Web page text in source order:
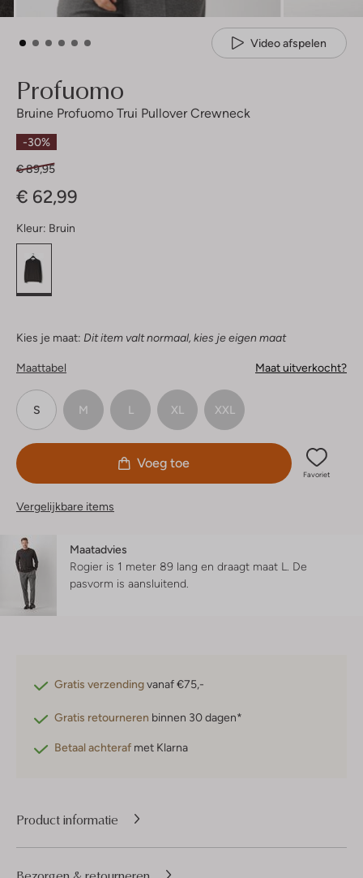
Video afspelen
Profuomo
Bruine Profuomo Trui Pullover Crewneck
-30%
€ 89,95
€ 62,99
Kleur: Bruin
Kies je maat: Dit item valt normaal, kies je eigen maat
Maattabel Maat uitverkocht?
S M L XL XXL
Voeg toe
Favoriet
Vergelijkbare items
Maatadvies
Rogier is 1 meter 89 lang en draagt maat L. De
pasvorm is aansluitend
Gratis verzendingvanaf €75,-
Gratis retourneren binnen 30 dagen*
Betaal achteraf met Klarna
Product informatie